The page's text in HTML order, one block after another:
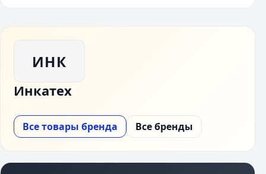
ИНК
Инкатех
Все товары бренда Все бренды